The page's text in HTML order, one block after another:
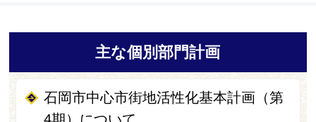
主な個別部門計画
石岡市中心市街地活性化基本計画（第